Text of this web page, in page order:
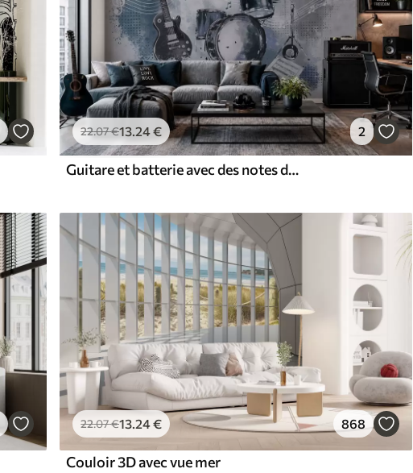
22.07€13.24€ 2
Guitare et batterie avec des notes de musique
22.07€13 .24€ 868
Couloir 3D avec vue mer